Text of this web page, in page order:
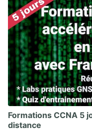
Formations CCNA 5
distance